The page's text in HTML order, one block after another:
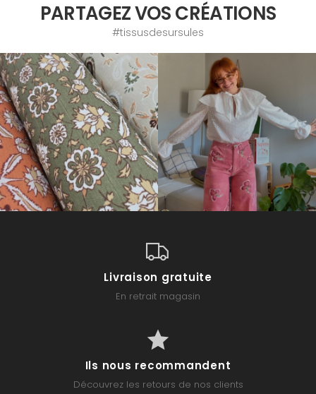
PARTAGEZ VOS CRÉATIONS
#tissusdesursules
Livraison gratuite
En retrait magasin
Ils nous recommandent
Découvrez les retours de nos clients